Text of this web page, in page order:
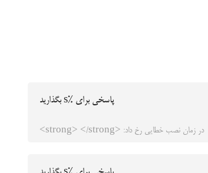
پاسخی برای %s بگذارید
در زمان نصب خطایی رخ داد: <strong> </strong>